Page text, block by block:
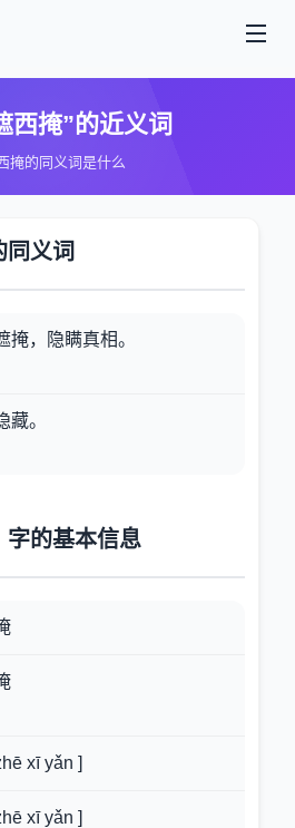
西掩”的近义词
掩的同义词是什么
同义词
掩，隐瞒真相。
藏。
字的基本信息
xī yǎn ]
xī yǎn ]